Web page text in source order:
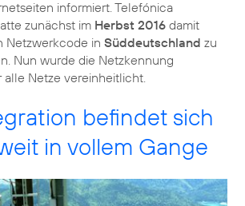
informiert. Telefónica
zunächst im Herbst 2016 damit
Netzwerkcode in Süddeutschland zu
Nun wurde die Netzkennung
alle Netze vereinheitlicht.
befindet sich
in vollem Gange